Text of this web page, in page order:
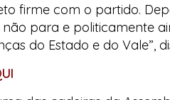
firme com o partido.
para e politicamente
do Estado e do Vale”,